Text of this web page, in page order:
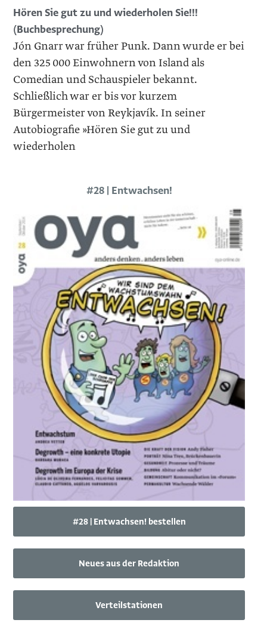
Hören Sie gut zu und wiederholen Sie!!!
(Buchbesprechung)
Jón Gnarr war früher Punk. Dann wurde er bei
den 325 000 Einwohnern von Island als
Comedian und Schauspieler bekannt.
Schließlich war er bis vor kurzem
Bürgermeister von Reykjavík. In seiner
Autobiografie »Hören Sie gut zu und
wiederholen
#28 | Entwachsen!
#28 | Entwachsen! bestellen
Neues aus der Redaktion
Verteilstationen